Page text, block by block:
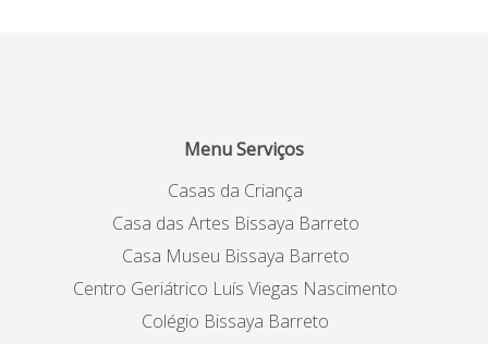
Menu Serviços
Casas da Criança
Casa das Artes Bissaya Barreto
Casa Museu Bissaya Barreto
Centro Geriátrico Luís Viegas Nascimento
Colégio Bissaya Barreto